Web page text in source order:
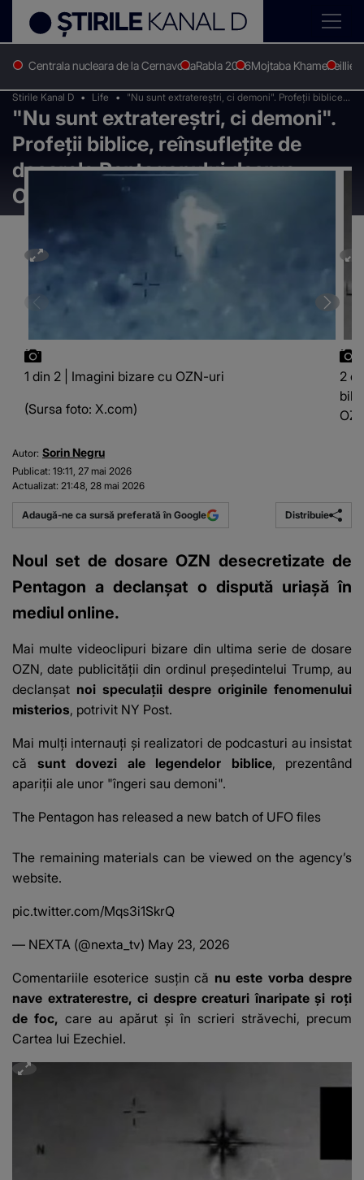
Centrala nucleara de la CernavodaRabla 2026Mojtaba KhameneiIlie
Stirile Kanal D Life
"Nu sunt extratereștri, ci demoni". Profeții biblice,
reînsuflețite de dosarele Pentagonului despre
OZN-uri
"Nu sunt extratereștri, ci demoni".
Profeții biblice, reînsuflețite de
dosarele Pentagonului despre
OZN-uri
1 din 2 | Imagini bizare cu OZN-uri
(Sursa foto: X.com)
2
Autor: Sorin Negru
Publicat: 19:11, 27 mai 2026
Actualizat: 21:48, 28 mai 2026
Adaugă-ne ca sursă preferată în Google Distribuie
Noul set de dosare OZN desecretizate de
Pentagon a declanșat o dispută uriașă în
mediul online.
Mai multe videoclipuri bizare din ultima serie de dosare
OZN, date publicității din ordinul președintelui Trump, au
declanșat noi speculații despre originile fenomenului
misterios, potrivit NY Post.
Mai mulți internauți și realizatori de podcasturi au insistat
că sunt dovezi ale legendelor biblice, prezentând
apariții ale unor "îngeri sau demoni".
The Pentagon has released a new batch of UFO files
The remaining materials can be viewed on the agency’s
website.
pic.twitter.com/Mqs3i1SkrQ
— NEXTA (@nexta_tv) May 23, 2026
Comentariile esoterice susțin că nu este vorba despre
nave extraterestre, ci despre creaturi înaripate și roți
de foc, care au apărut și în scrieri străvechi, precum
Cartea lui Ezechiel.